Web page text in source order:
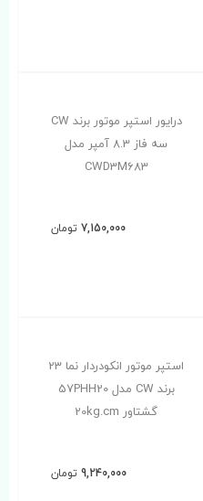
درایور استپر موتور برند CW
سه فاز 8.3 آمپر مدل
CWD3M683
7,150,000 تومان
استپر موتور انکودردار نما 23
برند CW مدل 57PHH20
گشتاور 20kg.cm
9,240,000 تومان